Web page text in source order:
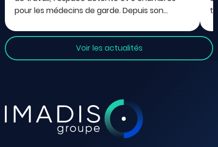
pour les médecins de garde. Depuis son…
Voir les actualités